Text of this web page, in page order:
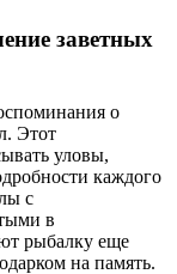
заветных
о
Этот
уловы,
каждого
с
в
рыбалку еще
на память.